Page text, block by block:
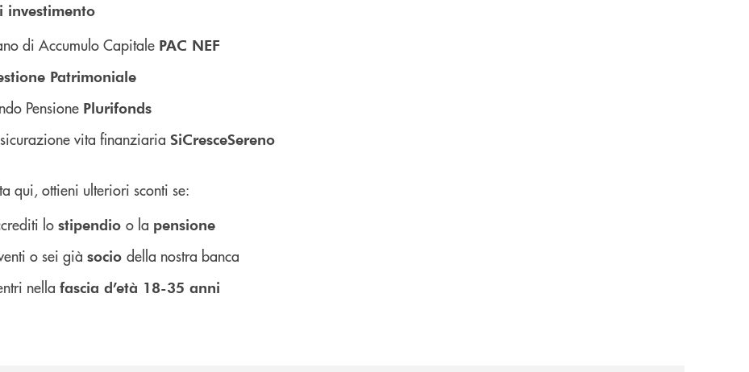
investimento
di Accumulo Capitale PAC NEF
Patrimoniale
Pensione Plurifonds
vita finanziaria SiCresceSereno
qui, ottieni ulteriori sconti se:
lo stipendio o la pensione
o sei già socio della nostra banca
nella fascia d’età 18-35 anni